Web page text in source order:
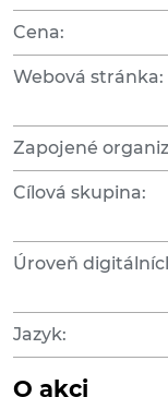
Cena:
Webová stránka:
Zapojené
Cílová skupina:
Úroveň
Jazyk:
O akci